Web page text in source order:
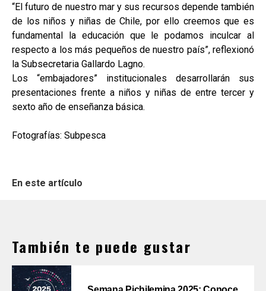
“El futuro de nuestro mar y sus recursos depende también
de los niños y niñas de Chile, por ello creemos que es
fundamental la educación que le podamos inculcar al
respecto a los más pequeños de nuestro país”, reflexionó
la Subsecretaria Gallardo Lagno.
Los “embajadores” institucionales desarrollarán sus
presentaciones frente a niños y niñas de entre tercer y
sexto año de enseñanza básica.
Fotografías: Subpesca
En este artículo
También te puede gustar